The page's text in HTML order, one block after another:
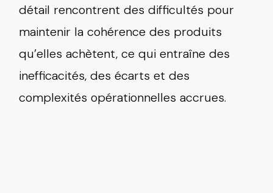
détail rencontrent des difficultés pour
maintenir la cohérence des produits
qu’elles achètent, ce qui entraîne des
inefficacités, des écarts et des
complexités opérationnelles accrues.